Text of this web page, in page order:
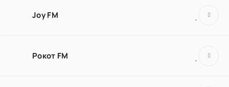
Joy FM
Рокот FM